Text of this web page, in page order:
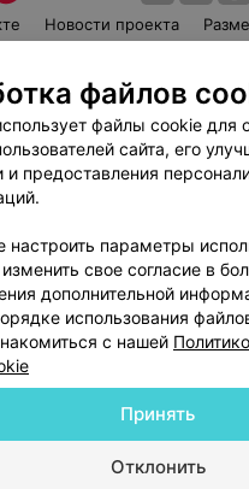
Новости проекта
соглашение
Вакансии
Партнеры
Написать руководителю
Обработка персональных
Лаб», УНП 191700409
|
файлов
файлы cookie для
сайта, его
и предоставления
параметры
свое согласие в
дополнительной
использования
с нашей
Отклонить
Принять